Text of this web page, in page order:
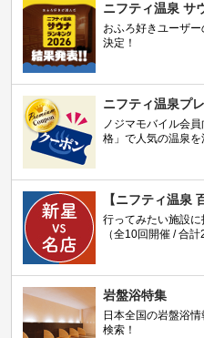
ニフティ温泉 サ
おふろ好きユーザ
決定！
ニフティ温泉プ
ノジマモバイル会
格」で人気の温泉を
【ニフティ温泉
行ってみたい施設に
（全10回開催 / 合計
岩盤浴特集
日本全国の岩盤浴
検索！